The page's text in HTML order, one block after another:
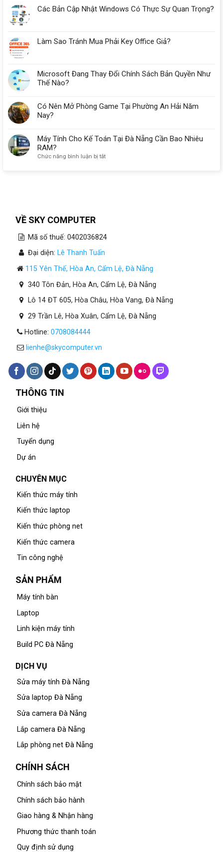
Các Bản Cập Nhật Windows Có Thực Sự Quan Trọng?
Làm Sao Tránh Mua Phải Key Office Giả?
Microsoft Đang Thay Đổi Chính Sách Bản Quyền Như
Thế Nào?
Có Nên Mở Phòng Game Tại Phường An Hải Năm
Nay?
Máy Tính Cho Kế Toán Tại Đà Nẵng Cần Bao Nhiêu
RAM?
Chức năng bình luận bị tắtở
Bao
VỀ SKY COMPUTER
Mã số thuế: 0402036824
Đại diện: Lê Thanh Tuấn
115 Yên Thế, Hòa An, Cẩm Lệ, Đà Nẵng
340 Tôn Đản, Hòa An, Cẩm Lệ, Đà Nẵng
Lô 14 ĐT 605, Hòa Châu, Hòa Vang, Đà Nẵng
29 Trần Lê, Hòa Xuân, Cẩm Lệ, Đà Nẵng
Hotline: 0708084444
lienhe@skycomputer.vn
THÔNG TIN
Giới thiệu
Liên hệ
Tuyển dụng
Dự án
CHUYÊN MỤC
Kiến thức máy tính
Kiến thức laptop
Kiến thức phòng net
Kiến thức camera
Tin công nghệ
SẢN PHẨM
Máy tính bàn
Laptop
Linh kiện máy tính
Build PC Đà Nẵng
DỊCH VỤ
Sửa máy tính Đà Nẵng
Sửa laptop Đà Nẵng
Sửa camera Đà Nẵng
Lắp camera Đà Nẵng
Lắp phòng net Đà Nẵng
CHÍNH SÁCH
Chính sách bảo mật
Chính sách bảo hành
Giao hàng & Nhận hàng
Phương thức thanh toán
Quy định sử dụng